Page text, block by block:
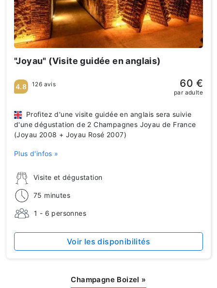
"Joyau" (Visite guidée en anglais)
Visite et dégustation
75 minutes
1 - 6 personnes
Profitez d'une visite guidée en anglais sera suivie
d'une dégustation de 2 Champagnes Joyau de France
(Joyau 2008 + Joyau Rosé 2007)
Plus d'infos »
4.8 126 avis 60 €
par adulte
Voir les disponibilités
Champagne Boizel »